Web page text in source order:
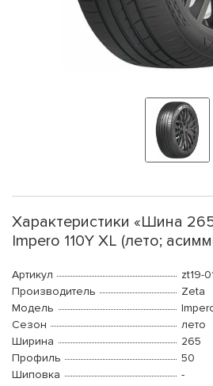
Характеристики «Шина
Impero 110Y XL (лето;
Артикул
zt19-
Производитель
Zeta
Модель
Сезон
лето
Ширина
265
Профиль
50
Шиповка
-